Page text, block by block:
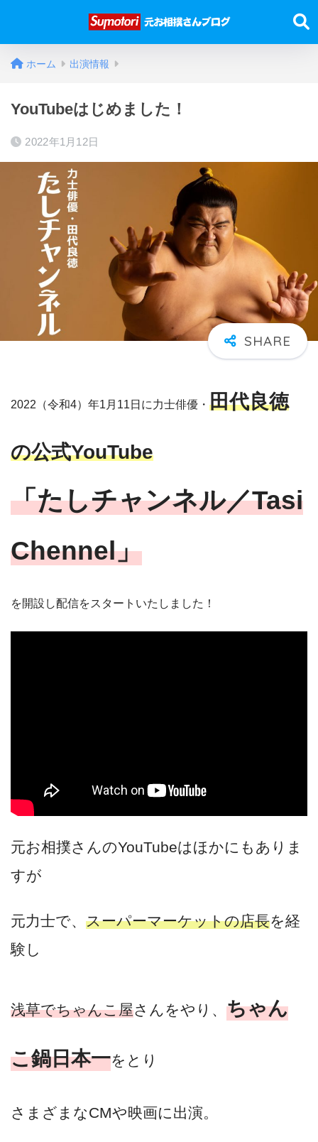
ホーム 出演情報
YouTubeはじめました！
2022年1月12日
2022（令和4）年1月11日に力士俳優・ 田代良徳
の公式YouTube
「たしチャンネル／Tasi
Chennel」
を開設し配信をスタートいたしました！
元お相撲さんのYouTubeはほかにもありま
すが
元力士で、 スーパーマーケットの店長を経
験し
浅草でちゃんこ屋さんをやり、 ちゃん
こ鍋日本一をとり
さまざまなCMや映画に出演。